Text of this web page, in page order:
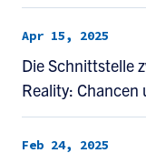
Apr 15, 2025
Die Schnittstelle
Reality: Chancen
Feb 24, 2025